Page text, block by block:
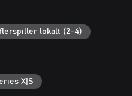
flerspiller lokalt (2-4)
X|S